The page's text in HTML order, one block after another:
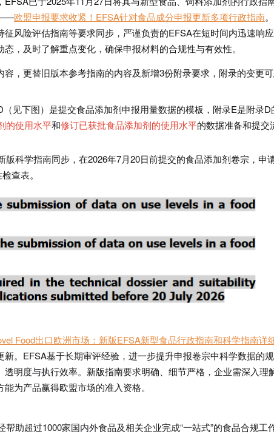
——欧盟申报要求收紧！EFSA针对食品成分申报更新多项行政指南
风险评估指南等要求同步，严谨负责的EFSA在短时间内迅速响
，及时了解重点变化，确保申报材料的合规性与有效性。
，更替旧版本参考指南的内容及新增3份附录要求，附录的变更
（见下图）是提交食品添加剂申报用量数据的模板，附录E是附录D
的使用水平和修订已获批食品添加剂的使用水平的数据准备和提交
版科学指南同步，在2026年7月20日前提交的食品添加剂卷宗，申
查表。
Food出口欧洲市场：新版EFSA新型食品行政指南和科学指南详
。EFSA基于长期审评经验，进一步提升申报卷宗中科学数据的
明度与执行效率。新版指南要求明确、细节严格，企业需深入理
为产品赢得欧盟市场的准入资格。
助超过1000家国内外食品及相关企业完成“一站式”的食品合规工作